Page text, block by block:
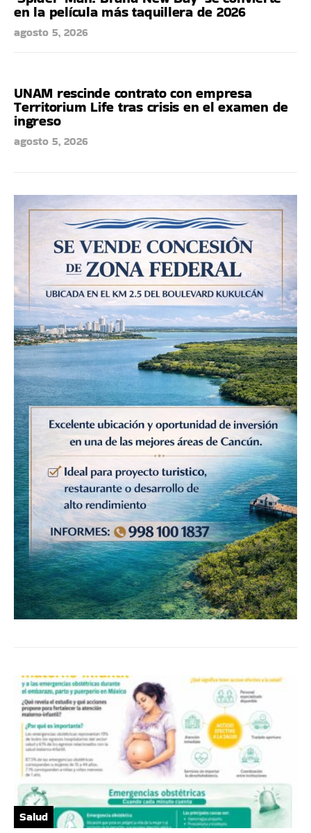
en la película más taquillera de 2026
agosto 5, 2026
UNAM rescinde contrato con empresa
Territorium Life tras crisis en el examen de
ingreso
agosto 5, 2026
Salud